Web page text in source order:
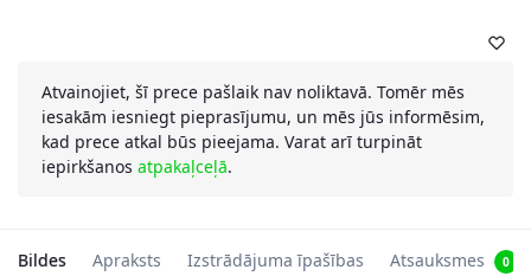
Atvainojiet, šī prece pašlaik nav noliktavā. Tomēr mēs
iesakām iesniegt pieprasījumu, un mēs jūs informēsim,
kad prece atkal būs pieejama. Varat arī turpināt
iepirkšanos atpakaļceļā.
Bildes Apraksts Izstrādājuma īpašības Atsauksmes 0